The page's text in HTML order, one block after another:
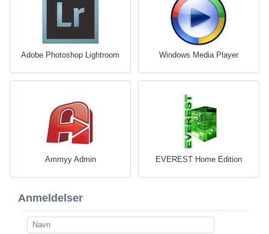
Adobe Photoshop Lightroom Windows Media Player
Ammyy Admin EVEREST Home Edition
Anmeldelser